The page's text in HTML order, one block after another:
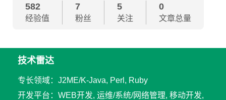
582
经验值
7
粉丝
5
关注
0
文章总量
技术雷达
专长领域：J2ME/K-Java, Perl, Ruby
开发平台：WEB开发, 运维/系统/网络管理, 移动开发,